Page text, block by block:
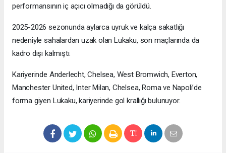
performansının iç açıcı olmadığı da görüldü.
2025-2026 sezonunda aylarca uyruk ve kalça sakatlığı
nedeniyle sahalardan uzak olan Lukaku, son maçlarında da
kadro dışı kalmıştı.
Kariyerinde Anderlecht, Chelsea, West Bromwich, Everton,
Manchester United, Inter Milan, Chelsea, Roma ve Napoli’de
forma giyen Lukaku, kariyerinde gol krallığı bulunuyor.